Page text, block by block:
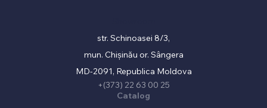
str. Schinoasei 8/3,
mun. Chișinău or. Sângera
MD-2091, Republica Moldova
+(373) 22 63 00 25
Catalog